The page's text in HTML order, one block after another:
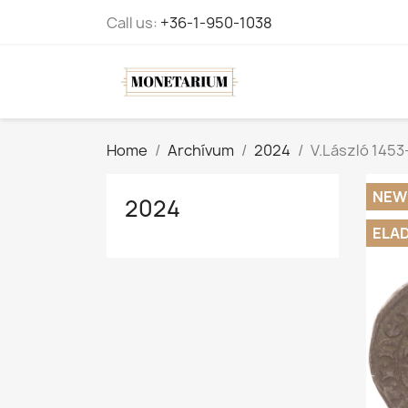
Call us: +36-1-950-1038
Home Archívum 2024 V.László
2024
NEW